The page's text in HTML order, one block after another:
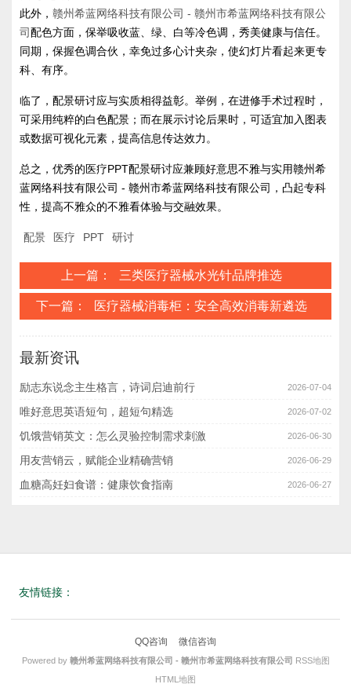
此外， 赣州希蓝网络科技有限公司 - 赣州市希蓝网络科技有限公
司配色方面，保举吸收蓝、绿、白等冷色调，秀美健康与信任。
同期，保握色调合伙，幸免过多心计夹杂，使幻灯片看起来更专
科、有序。
临了，配景研讨应与实质相得益彰。举例，在进修手术过程时，
可采用纯粹的白色配景；而在展示讨论后果时，可适宜加入图表
或数据可视化元素，提高信息传达效力。
总之，优秀的医疗PPT配景研讨应兼顾好意思不雅与实用赣州希
蓝网络科技有限公司 - 赣州市希蓝网络科技有限公司，凸起专科
性，提高不雅众的不雅看体验与交融效果。
配景 医疗 PPT 研讨
上一篇： 三类医疗器械水光针品牌推选
下一篇： 医疗器械消毒柜：安全高效消毒新遴选
最新资讯
2026-07-04
励志东说念主生格言，诗词启迪前行
2026-07-02
唯好意思英语短句，超短句精选
2026-06-30
饥饿营销英文：怎么灵验控制需求刺激
2026-06-29
用友营销云，赋能企业精确营销
2026-06-27
血糖高妊妇食谱：健康饮食指南
友情链接：
QQ咨询 微信咨询
Powered by 赣州希蓝网络科技有限公司 - 赣州市希蓝网络科技有限公司
RSS地图
HTML地图